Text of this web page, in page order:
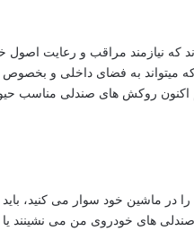
که نیازمند مراقب و رعایت
میتواند به فضای داخلی و
روکش های صندلی مناسب
را در ماشین خود سوار می
صندلی های خودروی من می